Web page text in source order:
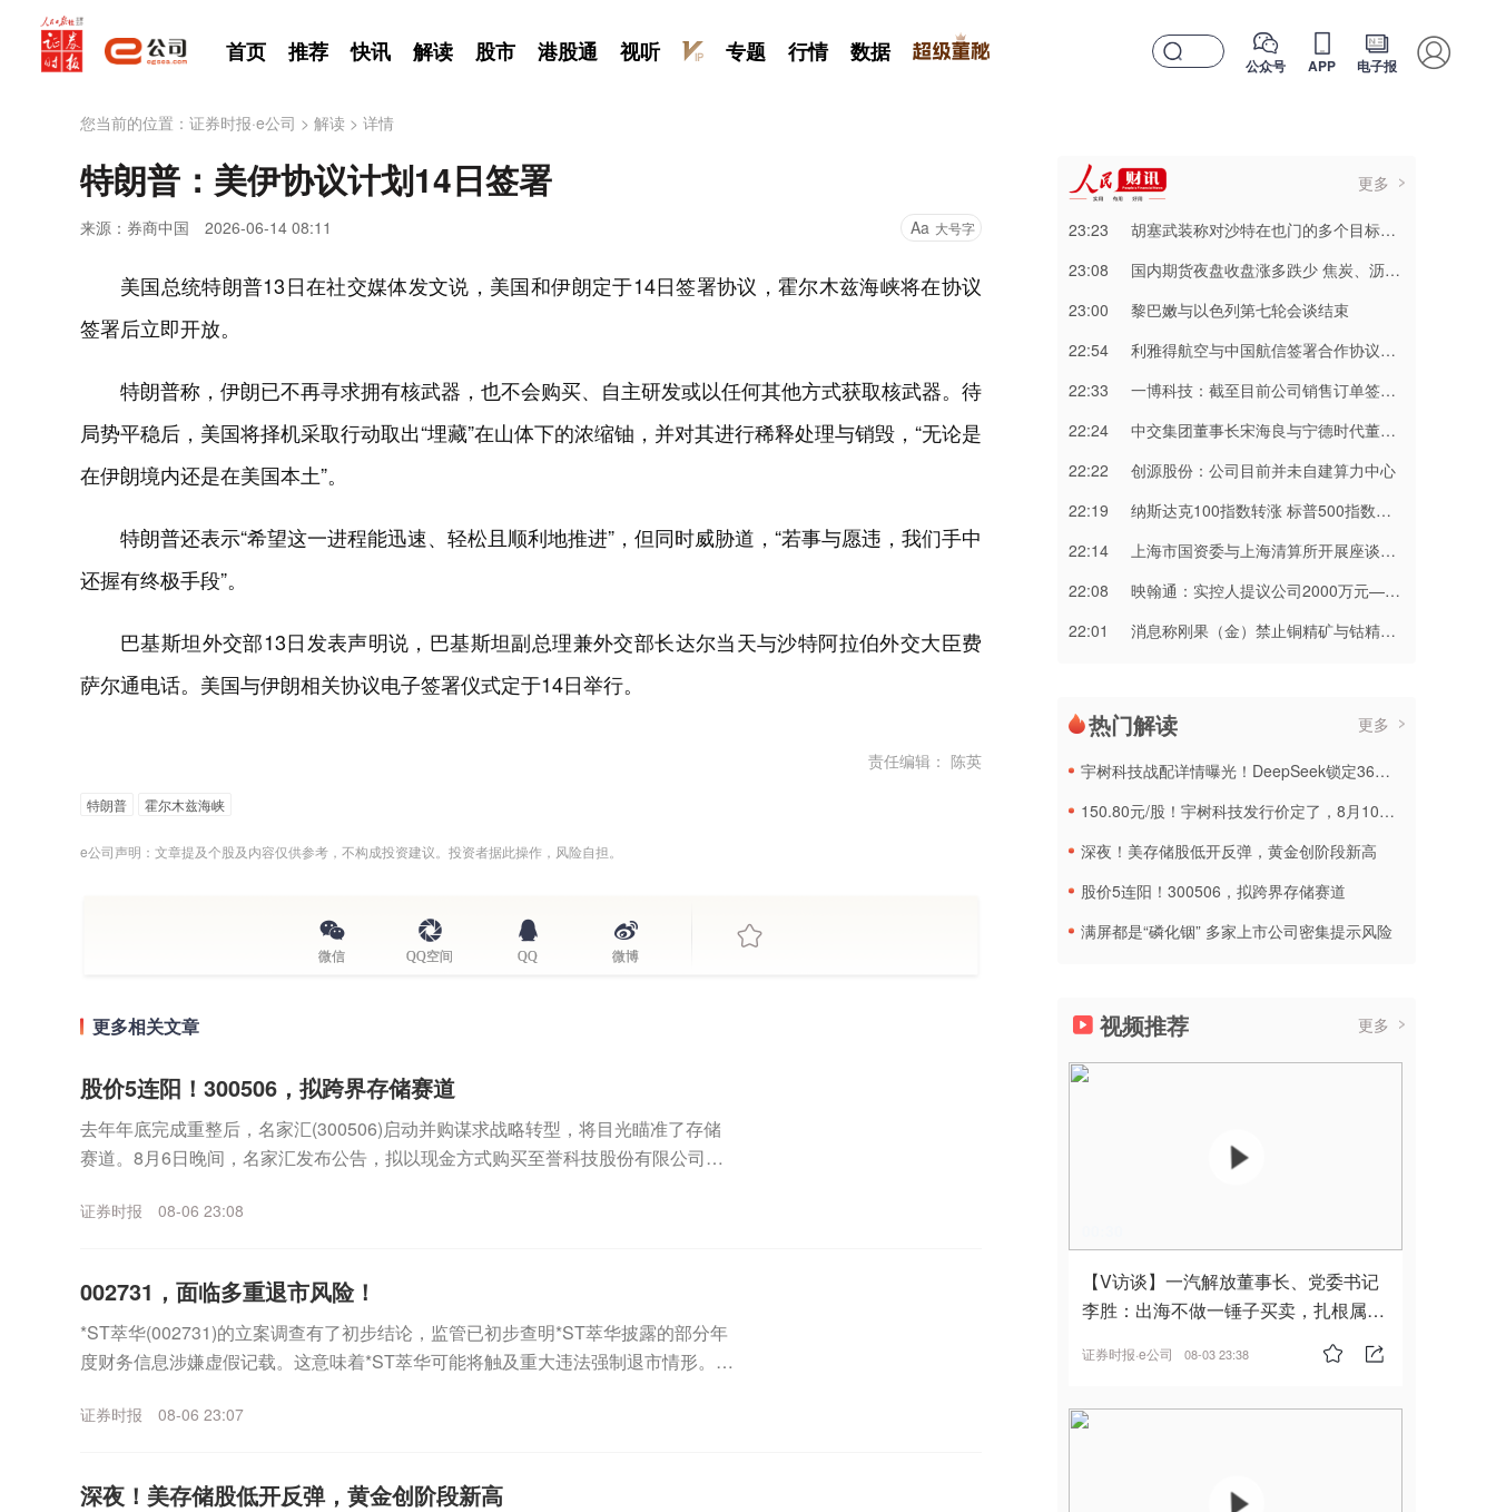
首页 推荐 快讯 解读 股市 港股通 视听 专题 行情 数据 公众号 APP 电子报
您当前的位置： 证券时报·e公司 > 解读 > 详情
特朗普：美伊协议计划14日签署
来源：券商中国 2026-06-14 08:11 Aa 大号字
美国总统特朗普13日在社交媒体发文说，美国和伊朗定于14日签署协议，霍尔木兹海峡将在协议
签署后立即开放。
特朗普称，伊朗已不再寻求拥有核武器，也不会购买、自主研发或以任何其他方式获取核武器。待
局势平稳后，美国将择机采取行动取出“埋藏”在山体下的浓缩铀，并对其进行稀释处理与销毁，“无论是
在伊朗境内还是在美国本土”。
特朗普还表示“希望这一进程能迅速、轻松且顺利地推进”，但同时威胁道，“若事与愿违，我们手中
还握有终极手段”。
巴基斯坦外交部13日发表声明说，巴基斯坦副总理兼外交部长达尔当天与沙特阿拉伯外交大臣费
萨尔通电话。美国与伊朗相关协议电子签署仪式定于14日举行。
责任编辑： 陈英
特朗普 霍尔木兹海峡
e公司声明：文章提及个股及内容仅供参考，不构成投资建议。投资者据此操作，风险自担。
微信 QQ空间 QQ 微博
更多相关文章
股价5连阳！300506，拟跨界存储赛道
去年年底完成重整后，名家汇(300506)启动并购谋求战略转型，将目光瞄准了存储
赛道。8月6日晚间，名家汇发布公告，拟以现金方式购买至誉科技股份有限公司
证券时报 08-06 23:08
002731，面临多重退市风险！
*ST萃华(002731)的立案调查有了初步结论，监管已初步查明*ST萃华披露的部分年
度财务信息涉嫌虚假记载。这意味着*ST萃华可能将触及重大违法强制退市情形。此
证券时报 08-06 23:07
深夜！美存储股低开反弹，黄金创阶段新高
更多
23:23
胡塞武装称对沙特在也门的多个目标实施打击
23:08
国内期货夜盘收盘涨多跌少 焦炭、沥青涨超2%
23:00
黎巴嫩与以色列第七轮会谈结束
22:54
利雅得航空与中国航信签署合作协议加强互联互通
22:33
一博科技：截至目前公司销售订单签单金额同比增长超过70%
22:24
中交集团董事长宋海良与宁德时代董事长曾毓群举行会谈
22:22
创源股份：公司目前并未自建算力中心
22:19
纳斯达克100指数转涨 标普500指数涨0.2%
22:14
上海市国资委与上海清算所开展座谈交流
22:08
映翰通：实控人提议公司2000万元—3000万元回购股份
22:01
消息称刚果（金）禁止铜精矿与钴精矿出口 上市公司回应
热门解读 更多
宇树科技战配详情曝光！DeepSeek锁定36个月，社保基金多个组合参与
150.80元/股！宇树科技发行价定了，8月10日申购
深夜！美存储股低开反弹，黄金创阶段新高
股价5连阳！300506，拟跨界存储赛道
满屏都是“磷化铟” 多家上市公司密集提示风险
视频推荐 更多
【V访谈】一汽解放董事长、党委书记
李胜：出海不做一锤子买卖，扎根属
证券时报·e公司 08-03 23:38